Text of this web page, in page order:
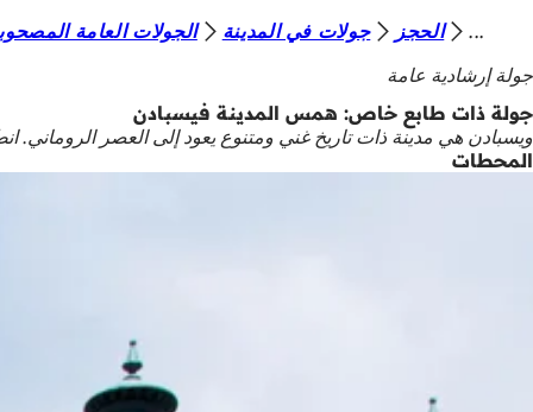
الانتقال إلى المحتوى
ن
ت
ه
ن
الحجز جولات في المدينة
الجولات العامة
جولة إرشادية عامة
جولة ذات طابع خاص: همس المدينة فيسبادن
ويسبادن هي مدينة ذات تاريخ غني ومتنوع يعود إلى العصر الروماني. انطلق في
المحطات